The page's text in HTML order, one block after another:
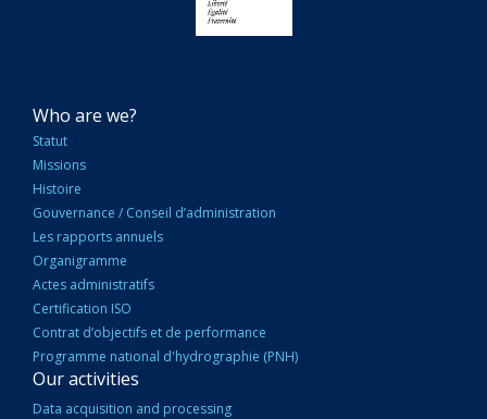
NAVIGATION
PRINCIPALE
Who are we?
Statut
Missions
Histoire
Gouvernance / Conseil d’administration
Les rapports annuels
Organigramme
Actes administratifs
Certification ISO
Contrat d’objectifs et de performance
Programme national d'hydrographie (PNH)
Our activities
Data acquisition and processing